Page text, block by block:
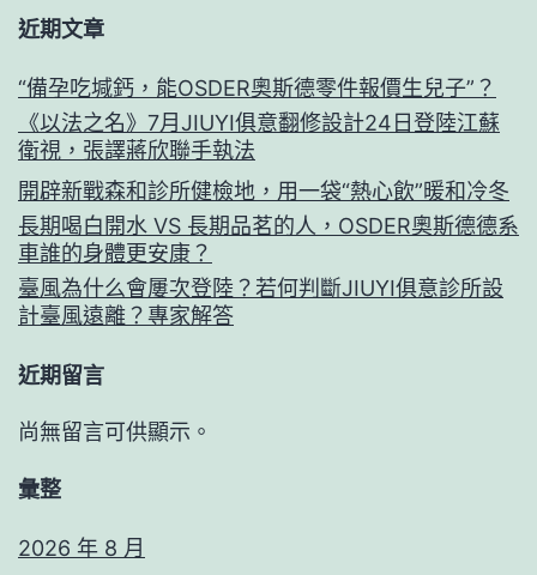
近期文章
“備孕吃堿鈣，能OSDER奧斯德零件報價生兒子”？
《以法之名》7月JIUYI俱意翻修設計24日登陸江蘇
衛視，張譯蔣欣聯手執法
開辟新戰森和診所健檢地，用一袋“熱心飲”暖和冷冬
長期喝白開水 VS 長期品茗的人，OSDER奧斯德德系
車誰的身體更安康？
臺風為什么會屢次登陸？若何判斷JIUYI俱意診所設
計臺風遠離？專家解答
近期留言
尚無留言可供顯示。
彙整
2026 年 8 月